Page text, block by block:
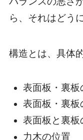
ら、それはどう
構造とは、具体
表面板・裏板
表面板・裏板
表面板と裏板
力木の位置